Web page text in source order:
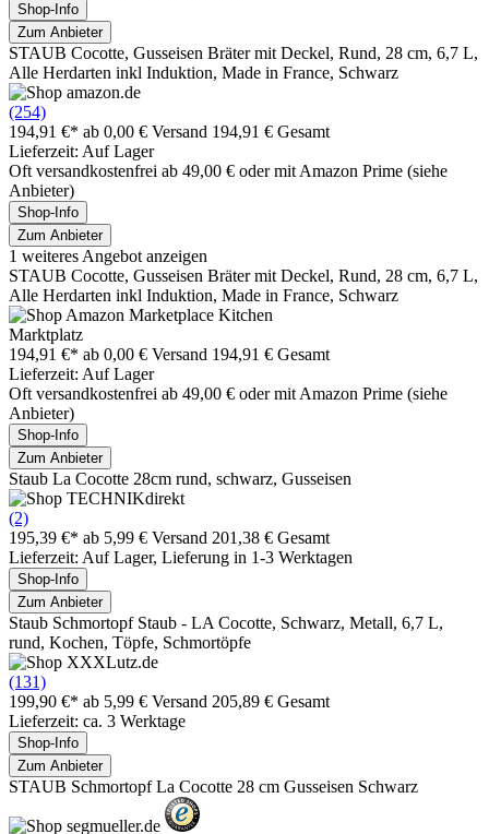
Shop-Info
Zum Anbieter
STAUB Cocotte, Gusseisen Bräter mit Deckel, Rund, 28 cm, 6,7 L,
Alle Herdarten inkl Induktion, Made in France, Schwarz
(254)
194,91 €* ab 0,00 € Versand 194,91 € Gesamt
Lieferzeit: Auf Lager
Oft versandkostenfrei ab 49,00 € oder mit Amazon Prime (siehe
Anbieter)
Shop-Info
Zum Anbieter
1 weiteres Angebot anzeigen
STAUB Cocotte, Gusseisen Bräter mit Deckel, Rund, 28 cm, 6,7 L,
Alle Herdarten inkl Induktion, Made in France, Schwarz
Marktplatz
194,91 €* ab 0,00 € Versand 194,91 € Gesamt
Lieferzeit: Auf Lager
Oft versandkostenfrei ab 49,00 € oder mit Amazon Prime (siehe
Anbieter)
Shop-Info
Zum Anbieter
Staub La Cocotte 28cm rund, schwarz, Gusseisen
(2)
195,39 €* ab 5,99 € Versand 201,38 € Gesamt
Lieferzeit: Auf Lager, Lieferung in 1-3 Werktagen
Shop-Info
Zum Anbieter
Staub Schmortopf Staub - LA Cocotte, Schwarz, Metall, 6,7 L,
rund, Kochen, Töpfe, Schmortöpfe
(131)
199,90 €* ab 5,99 € Versand 205,89 € Gesamt
Lieferzeit: ca. 3 Werktage
Shop-Info
Zum Anbieter
STAUB Schmortopf La Cocotte 28 cm Gusseisen Schwarz